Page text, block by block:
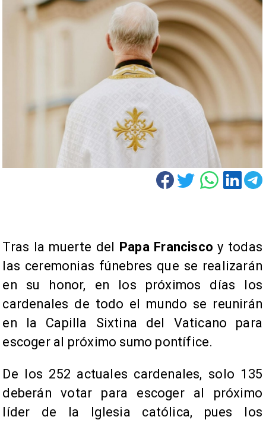
Tras la muerte del Papa Francisco y todas
las ceremonias fúnebres que se realizarán
en su honor, en los próximos días los
cardenales de todo el mundo se reunirán
en la Capilla Sixtina del Vaticano para
escoger al próximo sumo pontífice.
De los 252 actuales cardenales, solo 135
deberán votar para escoger al próximo
líder de la Iglesia católica, pues los